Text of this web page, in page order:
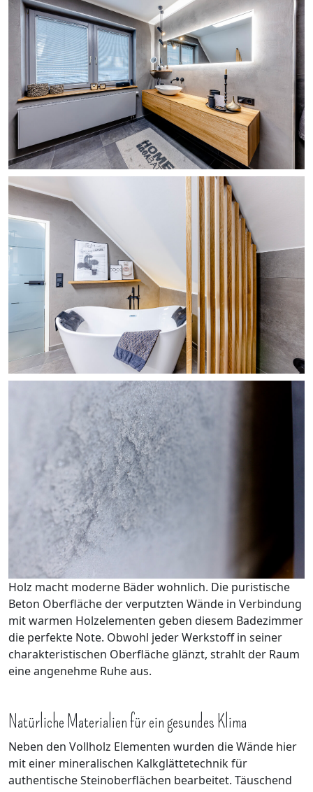
Holz macht moderne Bäder wohnlich. Die puristische
Beton Oberfläche der verputzten Wände in Verbindung
mit warmen Holzelementen geben diesem Badezimmer
die perfekte Note. Obwohl jeder Werkstoff in seiner
charakteristischen Oberfläche glänzt, strahlt der Raum
eine angenehme Ruhe aus.
Natürliche Materialien für ein gesundes Klima
Neben den Vollholz Elementen wurden die Wände hier
mit einer mineralischen Kalkglättetechnik für
authentische Steinoberflächen bearbeitet. Täuschend